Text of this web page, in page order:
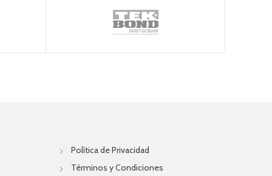
Política de Privacidad
Términos y Condiciones